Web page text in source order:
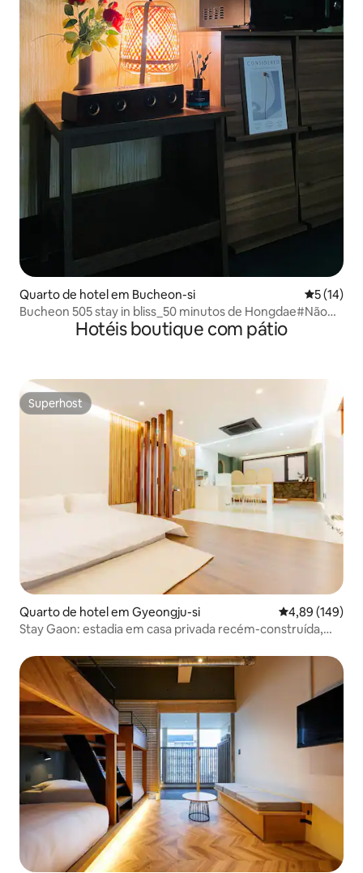
Quarto de hotel em Bucheon-si
5 (14)
Bucheon 505 stay in bliss_50 minutos de Hongdae#Não
fumadoresHotéis boutique com pátio
Superhost
Superhost
Quarto de hotel em Gyeongju-si Classificação
4,89 (149)
Stay Gaon: estadia em casa privada recém-construída,
manhã, localização privilegiada no centro da cidade, a uma
curta caminhada da rua Hwangnidan